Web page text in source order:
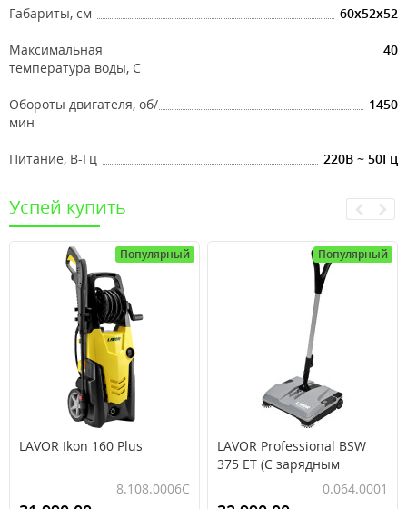
Габариты, см 60x52x52
Максимальная
температура воды, С
40
Обороты двигателя, об/
мин
1450
Питание, В-Гц 220В ~ 50Гц
Успей купить
Популярный
LAVOR Ikon 160 Plus
8.108.0006C
Популярный
LAVOR Professional BSW
375 ET (С зарядным
устройством и АКБ)0.064.0001